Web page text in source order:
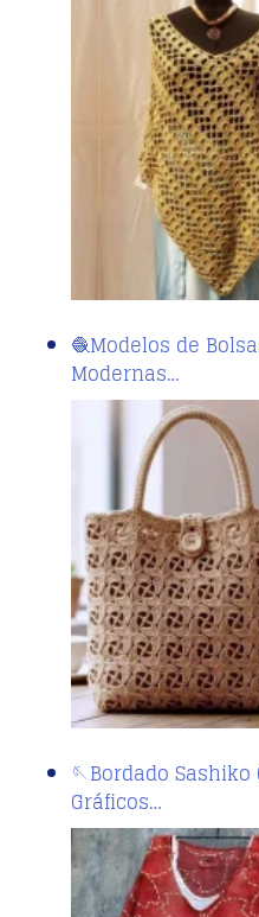
🧶Modelos de
Modernas…
🪡Bordado
Gráficos…